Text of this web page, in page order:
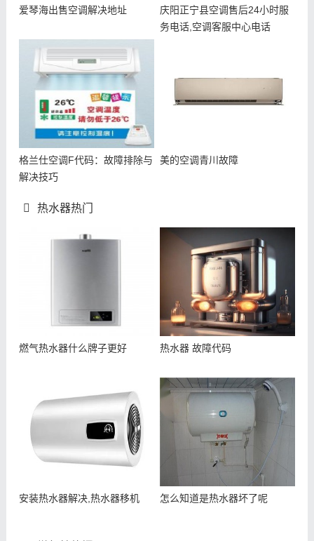
爱琴海出售空调解决地址
庆阳正宁县空调售后24小时服
务电话,空调客服中心电话
格兰仕空调F代码：故障排除与
解决技巧
美的空调青川故障
热水器热门
燃气热水器什么牌子更好 热水器 故障代码
安装热水器解决,热水器移机 怎么知道是热水器坏了呢